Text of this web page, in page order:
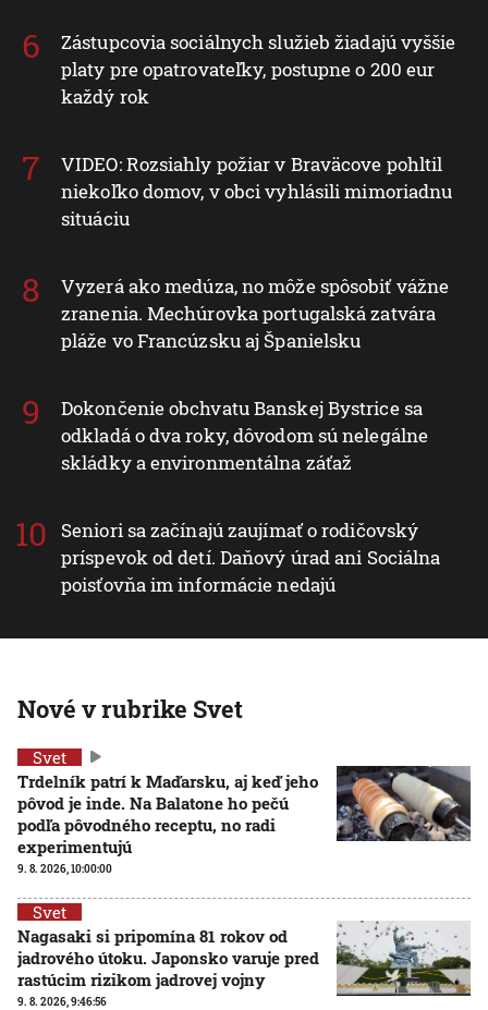
Zástupcovia sociálnych služieb žiadajú vyššie
platy pre opatrovateľky, postupne o 200 eur
každý rok
VIDEO: Rozsiahly požiar v Braväcove pohltil
niekoľko domov, v obci vyhlásili mimoriadnu
situáciu
Vyzerá ako medúza, no môže spôsobiť vážne
zranenia. Mechúrovka portugalská zatvára
pláže vo Francúzsku aj Španielsku
Dokončenie obchvatu Banskej Bystrice sa
odkladá o dva roky, dôvodom sú nelegálne
skládky a environmentálna záťaž
Seniori sa začínajú zaujímať o rodičovský
príspevok od detí. Daňový úrad ani Sociálna
poisťovňa im informácie nedajú
Nové v rubrike Svet
Svet
Trdelník patrí k Maďarsku, aj keď jeho
pôvod je inde. Na Balatone ho pečú
podľa pôvodného receptu, no radi
experimentujú
9. 8. 2026, 10:00:00
Svet
Nagasaki si pripomína 81 rokov od
jadrového útoku. Japonsko varuje pred
rastúcim rizikom jadrovej vojny
9. 8. 2026, 9:46:56